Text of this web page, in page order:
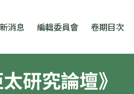
消息 編輯委員會 卷期目次
太研究論壇》